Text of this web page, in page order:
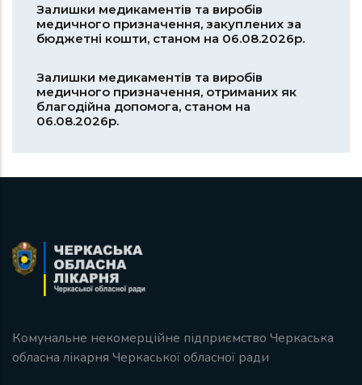
Залишки медикаментів та виробів
медичного призначення, закуплених за
бюджетні кошти, станом на 06.08.2026р.
Залишки медикаментів та виробів
медичного призначення, отриманих як
благодійна допомога, станом на
06.08.2026р.
Комунальне некомерційне підприємство Черкаська
обласна лікарня Черкаської обласної ради